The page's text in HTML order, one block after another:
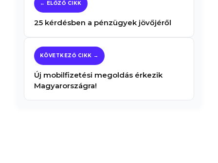
25 kérdésben a pénzügyek jövőjéről
Új mobilfizetési megoldás érkezik
Magyarországra!